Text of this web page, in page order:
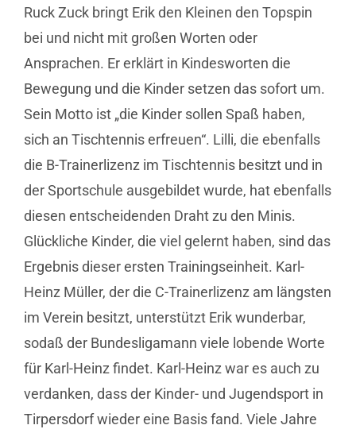
Ruck Zuck bringt Erik den Kleinen den Topspin
bei und nicht mit großen Worten oder
Ansprachen. Er erklärt in Kindesworten die
Bewegung und die Kinder setzen das sofort um.
Sein Motto ist „die Kinder sollen Spaß haben,
sich an Tischtennis erfreuen“. Lilli, die ebenfalls
die B-Trainerlizenz im Tischtennis besitzt und in
der Sportschule ausgebildet wurde, hat ebenfalls
diesen entscheidenden Draht zu den Minis.
Glückliche Kinder, die viel gelernt haben, sind das
Ergebnis dieser ersten Trainingseinheit. Karl-
Heinz Müller, der die C-Trainerlizenz am längsten
im Verein besitzt, unterstützt Erik wunderbar,
sodaß der Bundesligamann viele lobende Worte
für Karl-Heinz findet. Karl-Heinz war es auch zu
verdanken, dass der Kinder- und Jugendsport in
Tirpersdorf wieder eine Basis fand. Viele Jahre